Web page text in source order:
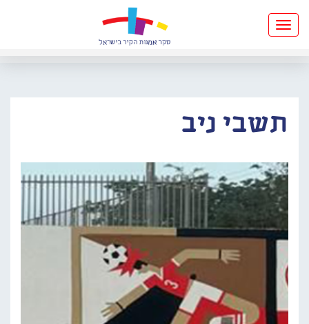
Toggle
navigation
תשבי ניב